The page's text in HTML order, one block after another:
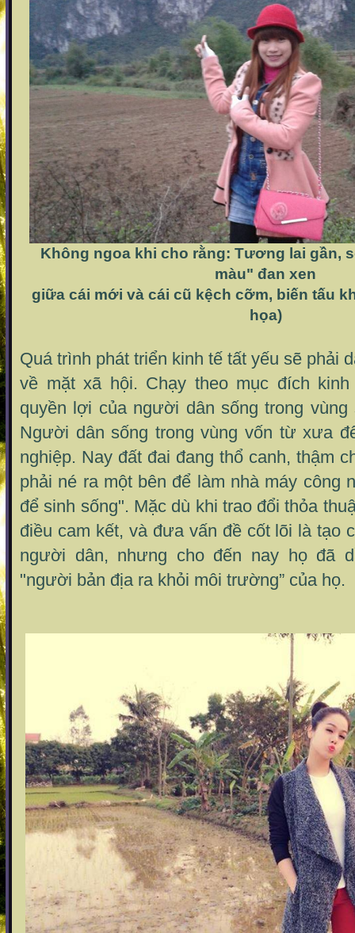
Không ngoa khi cho rằng: Tương lai gần,
màu" đan xen
giữa cái mới và cái cũ kệch cỡm, biến tấu
họa)
Quá trình phát triển kinh tế tất yếu sẽ phải
về mặt xã hội. Chạy theo mục đích
quyền lợi của người dân sống trong
Người dân sống trong vùng vốn từ xưa
nghiệp. Nay đất đai đang thổ canh, thậm
phải né ra một bên để làm nhà máy công
để sinh sống". Mặc dù khi trao đổi thỏa
điều cam kết, và đưa vấn đề cốt lõi là tạo
người dân, nhưng cho đến nay họ đã
"người bản địa ra khỏi môi trường” của họ.